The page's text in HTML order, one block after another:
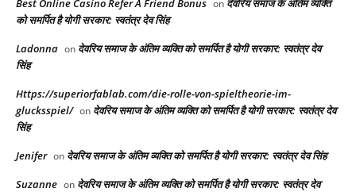
Best Online Casino Refer A Friend Bonus on देवरिय समाज के अंतिम व्यक्ति
को समर्पित है योगी सरकार: स्वतंत्र देव सिंह
Ladonna on देवरिय समाज के अंतिम व्यक्ति को समर्पित है योगी सरकार: स्वतंत्र देव
सिंह
Https://superiorfablab.com/die-rolle-von-spieltheorie-im-
glucksspiel/ on देवरिय समाज के अंतिम व्यक्ति को समर्पित है योगी सरकार: स्वतंत्र देव
सिंह
Jenifer on देवरिय समाज के अंतिम व्यक्ति को समर्पित है योगी सरकार: स्वतंत्र देव सिंह
Suzanne on देवरिय समाज के अंतिम व्यक्ति को समर्पित है योगी सरकार: स्वतंत्र देव